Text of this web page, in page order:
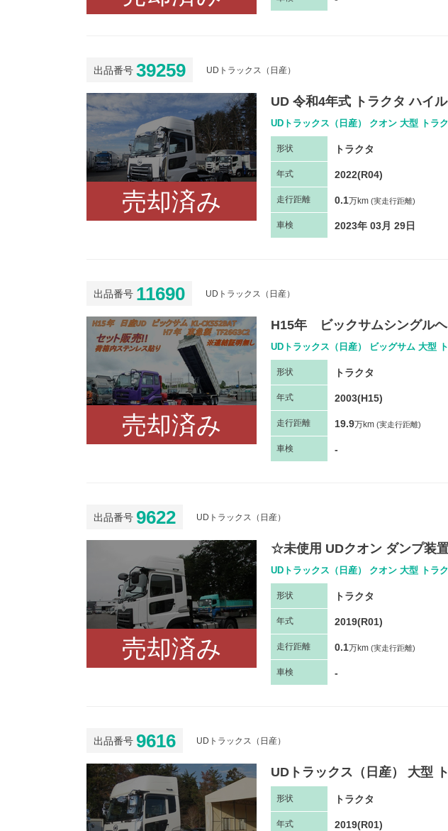
出品番号 39259 UDトラックス（日産）
売却済み
UD 令和4年式 トラクタ ハイ
UDトラックス（日産） クオン 大型 トラ
形状 トラクタ
年式 2022(R04)
走行距離 0.1万km (実走行距離)
車検 2023年 03月 29日
出品番号 11690 UDトラックス（日産）
売却済み
H15年 ビックサムシングル
UDトラックス（日産） ビッグサム 大型
形状 トラクタ
年式 2003(H15)
走行距離 19.9万km (実走行距離)
車検 -
出品番号 9622 UDトラックス（日産）
売却済み
☆未使用 UDクオン ダンプ装
UDトラックス（日産） クオン 大型 トラ
形状 トラクタ
年式 2019(R01)
走行距離 0.1万km (実走行距離)
車検 -
出品番号 9616 UDトラックス（日産）
UDトラックス（日産） 大型
形状 トラクタ
年式 2019(R01)